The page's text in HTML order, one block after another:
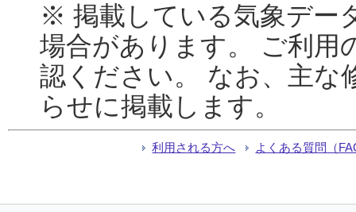
※ 掲載している気象デー
場合があります。 ご利用
認ください。 なお、主な
らせに掲載します。
利用される方へ よくある質問（